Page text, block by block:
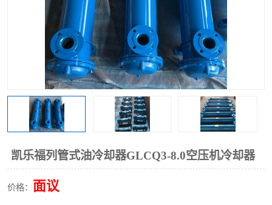
凯乐福列管式油冷却器GLCQ3-8.0空压机冷却器
价格： 面议